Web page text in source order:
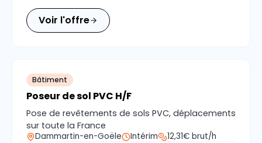
Voir l'offre
Bâtiment
Poseur de sol PVC H/F
Pose de revêtements de sols PVC, déplacements
sur toute la France
Dammartin-en-Goële Intérim 12,31€ brut/h